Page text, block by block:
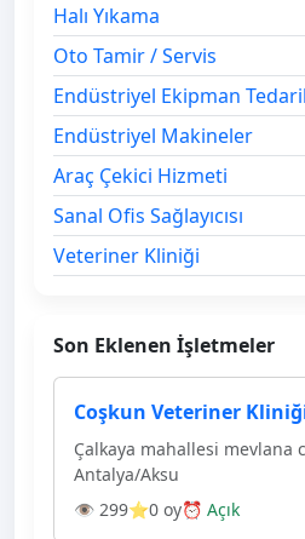
Halı Yıkama
Oto Tamir / Servis
Endüstriyel Ekipman
Endüstriyel Makineler
Araç Çekici Hizmeti
Sanal Ofis Sağlayıcısı
Veteriner Kliniği
Son Eklenen İşletmeler
Coşkun Veteriner
Çalkaya mahallesi mevlana
Antalya/Aksu
👁 299⭐0 oy⏰ Açık